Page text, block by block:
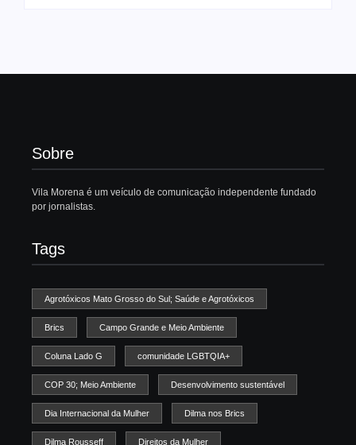
Sobre
Vila Morena é um veículo de comunicação independente fundado
por jornalistas.
Tags
Agrotóxicos Mato Grosso do Sul; Saúde e Agrotóxicos
Brics Campo Grande e Meio Ambiente
Coluna Lado G comunidade LGBTQIA+
COP 30; Meio Ambiente Desenvolvimento sustentável
Dia Internacional da Mulher Dilma nos Brics
Dilma Rousseff Direitos da Mulher